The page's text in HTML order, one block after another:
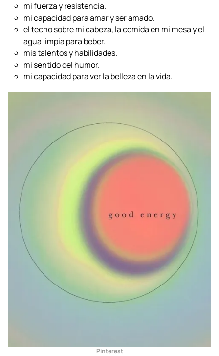
mi fuerza y resistencia.
mi capacidad para amar y ser amado.
el techo sobre mi cabeza, la comida en mi mesa y el
agua limpia para beber.
mis talentos y habilidades.
mi sentido del humor.
mi capacidad para ver la belleza en la vida.
Pinterest